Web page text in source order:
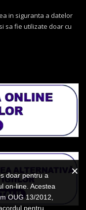
in siguranta a datelor
sa fie utilizate doar cu
doar pentru a
on-line. Acestea
OUG 13/2012,
pentru